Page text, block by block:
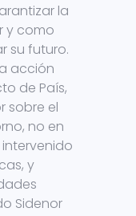
la
y como
su futuro.
acción
de País,
sobre el
no en
y
Sidenor